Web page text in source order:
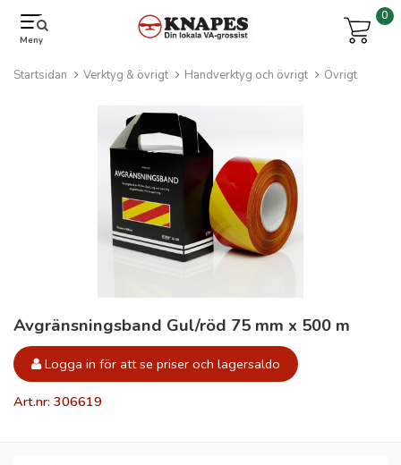
Meny
0
Startsidan Verktyg & övrigt Handverktyg och övrigt Övrigt
Avgränsningsband Gul/röd 75 mm x 500 m
Logga in för att se priser och lagersaldo
Art.nr: 306619